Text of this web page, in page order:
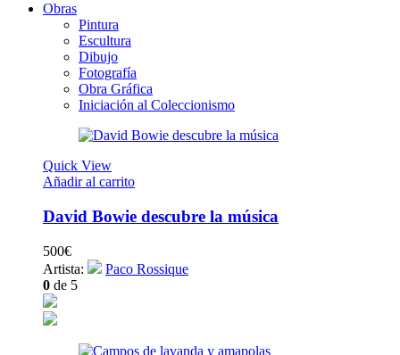
Obras
Pintura
Escultura
Dibujo
Fotografía
Obra Gráfica
Iniciación al Coleccionismo
Quick View
Añadir al carrito
David Bowie descubre la música
500€
Artista:
Paco Rossique
0 de 5